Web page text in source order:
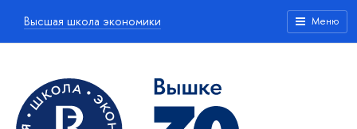
Высшая школа экономики Меню